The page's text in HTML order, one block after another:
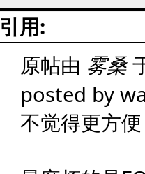
引用:
原帖由 雾桑
posted by
不觉得更方便